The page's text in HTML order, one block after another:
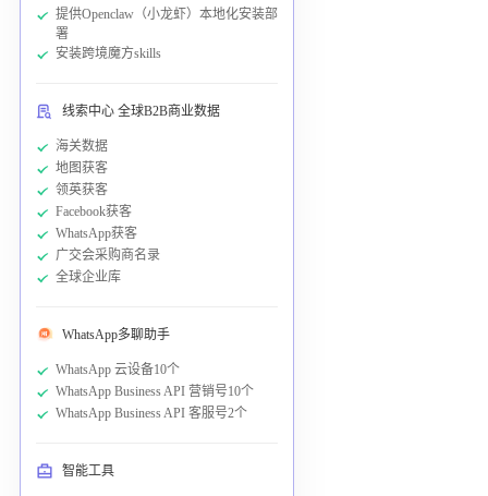
提供Openclaw（小龙虾）本地化安装部
署
安装跨境魔方skills
线索中心 全球B2B商业数据
海关数据
地图获客
领英获客
Facebook获客
WhatsApp获客
广交会采购商名录
全球企业库
WhatsApp多聊助手
WhatsApp 云设备10个
WhatsApp Business API 营销号10个
WhatsApp Business API 客服号2个
智能工具